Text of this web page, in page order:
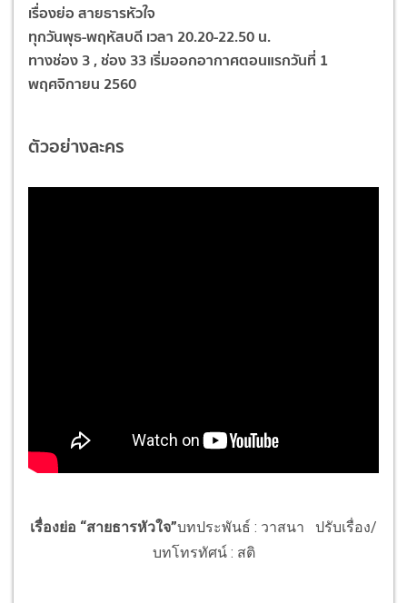
เรื่องย่อ สายธารหัวใจ
ทุกวันพุธ-พฤหัสบดี เวลา 20.20-22.50 น.
ทางช่อง 3 , ช่อง 33 เริ่มออกอากาศตอนแรกวันที่ 1
พฤศจิกายน 2560
ตัวอย่างละคร
เรื่องย่อ “สายธารหัวใจ”บทประพันธ์ : วาสนา ปรับเรื่อง/
บทโทรทัศน์ : สติ